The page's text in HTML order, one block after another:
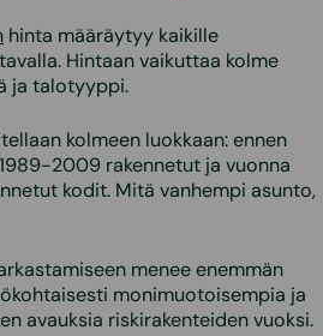
hinta määräytyy kaikille
Hintaan vaikuttaa kolme
ja talotyyppi.
kolmeen luokkaan: ennen
2009 rakennetut ja vuonna
kodit. Mitä vanhempi asunto,
menee enemmän
monimuotoisempia ja
avauksia riskirakenteiden vuoksi.